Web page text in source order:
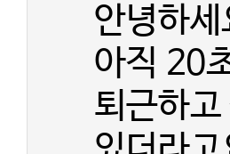
안녕하
아직 20
퇴근하